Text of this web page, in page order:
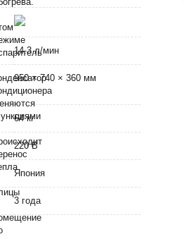
14.3 л/мин
950 × 740 × 360 мм
64 кг
220 В
Япония
3 года